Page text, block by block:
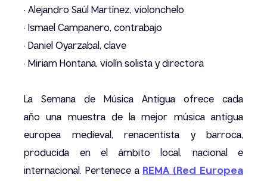
· Alejandro Saúl Martínez, violonchelo
· Ismael Campanero, contrabajo
· Daniel Oyarzabal, clave
· Miriam Hontana, violín solista y directora
La Semana de Música Antigua ofrece cada
año una muestra de la mejor música antigua
europea medieval, renacentista y barroca,
producida en el ámbito local, nacional e
internacional. Pertenece aREMA (Red Europea